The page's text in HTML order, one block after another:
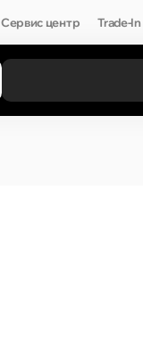
Сервис центр Trade-In